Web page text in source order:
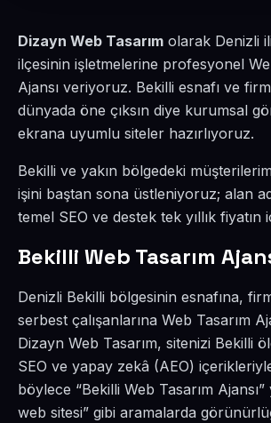
Dizayn Web Tasarım olarak Denizli
ilçesinin işletmelerine profesyonel
Ajansı veriyoruz. Bekilli esnafı ve
dünyada öne çıksın diye kurumsal
ekrana uyumlu siteler hazırlıyoruz.
Bekilli ve yakın bölgedeki
işini baştan sona üstleniyoruz; alan
temel SEO ve destek tek yıllık fiyatın
Bekilli Web Tasarım
Denizli Bekilli bölgesinin esnafına,
serbest çalışanlarına Web Tasarım
Dizayn Web Tasarım, sitenizi Bekilli
SEO ve yapay zekâ (AEO)
böylece “Bekilli Web Tasarım
web sitesi” gibi aramalarda